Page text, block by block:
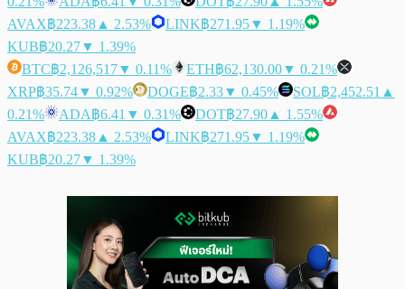
AVAX฿223.38 ▲ 2.53% LINK฿271.95▼ 1.19%
KUB฿20.27▼ 1.39%
BTC฿2,126,517▼ 0.11% ETH฿62,130.00▼ 0.21%
XRP฿35.74▼ 0.92% DOGE฿2.33▼ 0.45% SOL฿2,452.51 ▲
0.21%
ADA฿6.41 ▼ 0.31% DOT฿27.90 ▲ 1.55%
AVAX฿223.38 ▲ 2.53% LINK฿271.95▼ 1.19%
KUB฿20.27▼ 1.39%